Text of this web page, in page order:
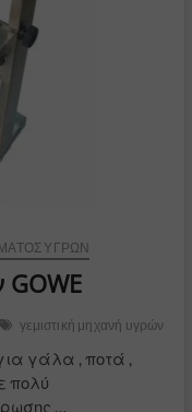
ΥΓΡΏΝ
GOWE
γεμιστική μηχανή υγρών
γάλα , ποτά ,
πολύ
…